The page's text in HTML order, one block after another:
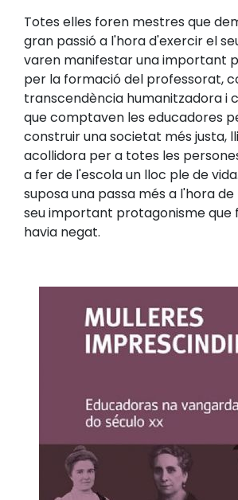
Totes elles foren mestres que
gran passió a l'hora d'exercir el
varen manifestar una important
per la formació del professorat,
transcendència humanitzadora i
que comptaven les educadores
construir una societat més justa,
acollidora per a totes les
a fer de l'escola un lloc ple de
suposa una passa més a l'hora
seu important protagonisme que
havia negat.